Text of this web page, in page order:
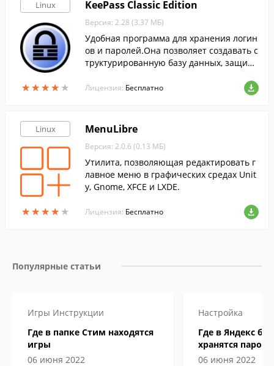
Linux
★★★★ ★
★★★★ ★
KeePass Classic Edition
Версия: 2.28 (3.37 МБ)
Удобная программа для хранения логин
ов и паролей.Она позволяет создавать с
труктурированную базу данных, защищ
файлом.
Лицензия: Бесплатно
Linux
★★★★ ★
★★★★ ★
MenuLibre
Версия: 2.0.6 (0.13 МБ)
Утилита, позволяющая редактировать г
лавное меню в графических средах Unit
y, Gnome, XFCE и LXDE.
Лицензия: Бесплатно
Популярные статьи
Игры Инструкции
Где в папке Стим находятся
игры
06 июня 2022
Настройка
Где в Яндекс
хранятся пароли
06 июня 2022